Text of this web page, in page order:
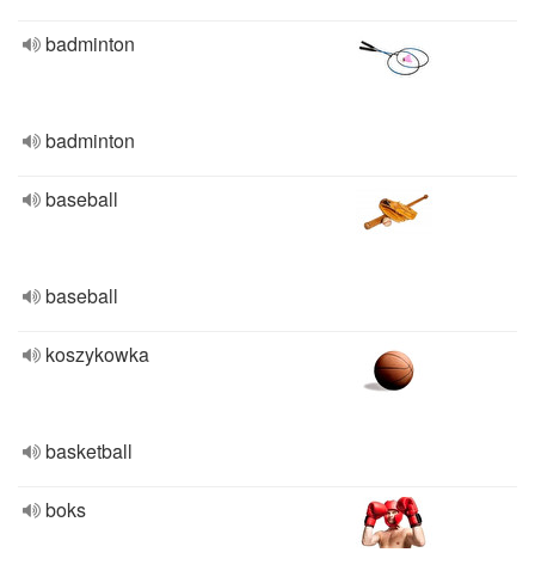
badminton
badminton
baseball
baseball
koszykowka
basketball
boks